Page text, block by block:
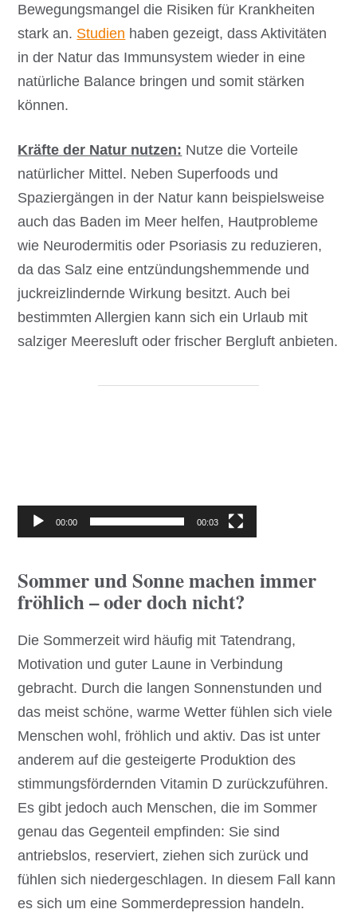
Bewegungsmangel die Risiken für Krankheiten
stark an. Studien haben gezeigt, dass Aktivitäten
in der Natur das Immunsystem wieder in eine
natürliche Balance bringen und somit stärken
können.
Kräfte der Natur nutzen: Nutze die Vorteile
natürlicher Mittel. Neben Superfoods und
Spaziergängen in der Natur kann beispielsweise
auch das Baden im Meer helfen, Hautprobleme
wie Neurodermitis oder Psoriasis zu reduzieren,
da das Salz eine entzündungshemmende und
juckreizlindernde Wirkung besitzt. Auch bei
bestimmten Allergien kann sich ein Urlaub mit
salziger Meeresluft oder frischer Bergluft anbieten.
00:00 00:03
Sommer und Sonne machen immer
fröhlich – oder doch nicht?
Die Sommerzeit wird häufig mit Tatendrang,
Motivation und guter Laune in Verbindung
gebracht. Durch die langen Sonnenstunden und
das meist schöne, warme Wetter fühlen sich viele
Menschen wohl, fröhlich und aktiv. Das ist unter
anderem auf die gesteigerte Produktion des
stimmungsfördernden Vitamin D zurückzuführen.
Es gibt jedoch auch Menschen, die im Sommer
genau das Gegenteil empfinden: Sie sind
antriebslos, reserviert, ziehen sich zurück und
fühlen sich niedergeschlagen. In diesem Fall kann
es sich um eine Sommerdepression handeln.